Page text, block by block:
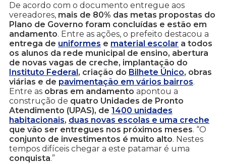
De acordo com o documento entregue aos
vereadores, mais de 80% das metas propostas do
Plano de Governo foram concluídas e estão em
andamento. Entre as ações, o prefeito destacou a
entrega de uniformes e material escolar a todos
os alunos da rede municipal de ensino, abertura
de novas vagas de creche, implantação do
Instituto Federal, criação do Bilhete Único, obras
viárias e de pavimentação em vários bairros.
Entre as obras em andamento apontou a
construção de quatro Unidades de Pronto
Atendimento (UPAS), de 1400 unidades
habitacionais, duas novas escolas e uma creche
que vão ser entregues nos próximos meses. “O
conjunto de investimentos é muito alto. Nestes
tempos difíceis chegar a este patamar é uma
conquista.”